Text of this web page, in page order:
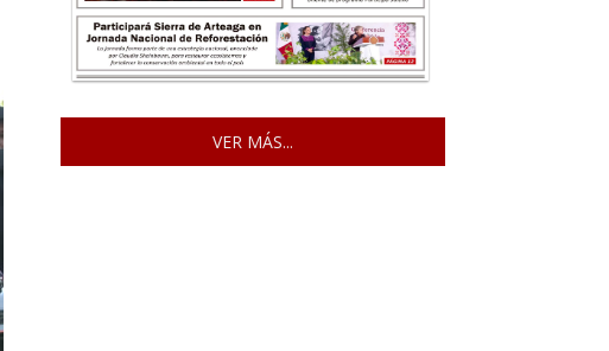
VER MÁS...